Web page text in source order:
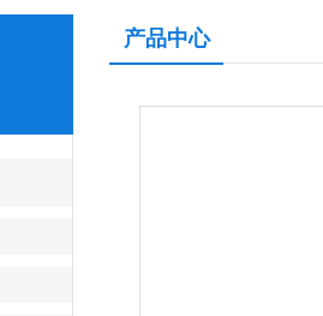
产品中心